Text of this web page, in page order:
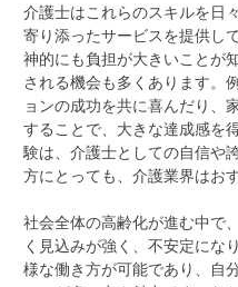
介護士はこれらのスキルを日
寄り添ったサービスを提供し
神的にも負担が大きいことが
される機会も多くあります。
ョンの成功を共に喜んだり、
することで、大きな達成感を
験は、介護士としての自信や
方にとっても、介護業界はお
社会全体の高齢化が進む中で
く見込みが強く、不安定にな
様な働き方が可能であり、自